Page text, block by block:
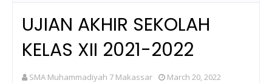
UJIAN AKHIR SEKOLAH
KELAS XII 2021-2022
SMA Muhammadiyah 7 Makassar March 20, 2022